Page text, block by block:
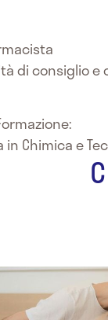
di consiglio
in Chimica e